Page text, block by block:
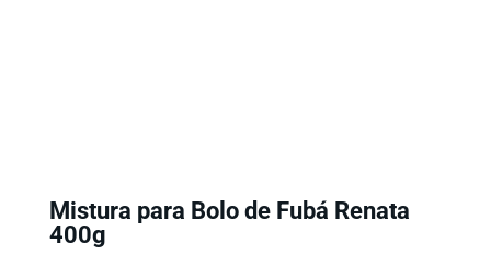
Mistura para Bolo de Fubá Renata
400g